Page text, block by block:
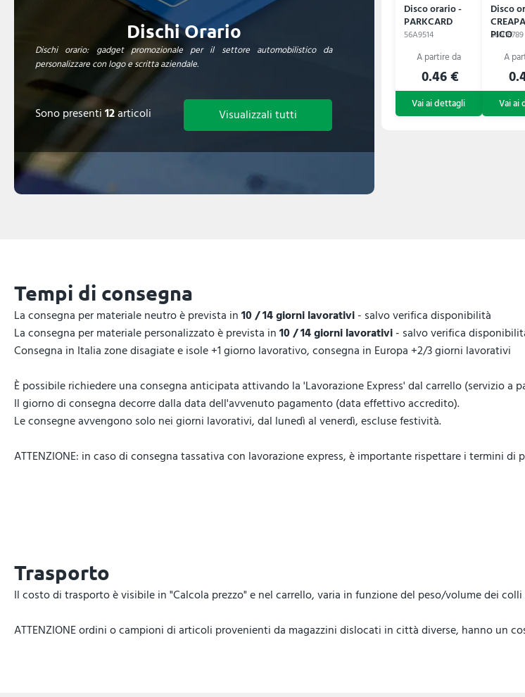
Dischi Orario
Dischi orario: gadget promozionale per il settore automobilistico da
personalizzare con logo e scritta aziendale.
Sono presenti12articoli Visualizzali tutti
Disco orario -
PARKCARD
56A9514
0.46 €
Disco
PICO
56N16789
Tempi di consegna
La consegna per materiale neutro è prevista in10 / 14 giorni lavorativi- salvo verifica disponibilità
La consegna per materiale personalizzato è prevista in10 / 14 giorni lavorativi- salvo verifica
Consegna in Italia zone disagiate e isole +1 giorno lavorativo, consegna in Europa +2/3 giorni lavorativi
È possibile richiedere una consegna anticipata attivando la 'Lavorazione Express' dal carrello (servizio a
Il giorno di consegna decorre dalla data dell'avvenuto pagamento (data effettivo accredito).
Le consegne avvengono solo nei giorni lavorativi, dal lunedì al venerdì, escluse festività.
ATTENZIONE: in caso di consegna tassativa con lavorazione express, è importante rispettare i termini
Trasporto
Il costo di trasporto è visibile in "Calcola prezzo" e nel carrello, varia in funzione del peso/volume dei
ATTENZIONE ordini o campioni di articoli provenienti da magazzini dislocati in città diverse, hanno un